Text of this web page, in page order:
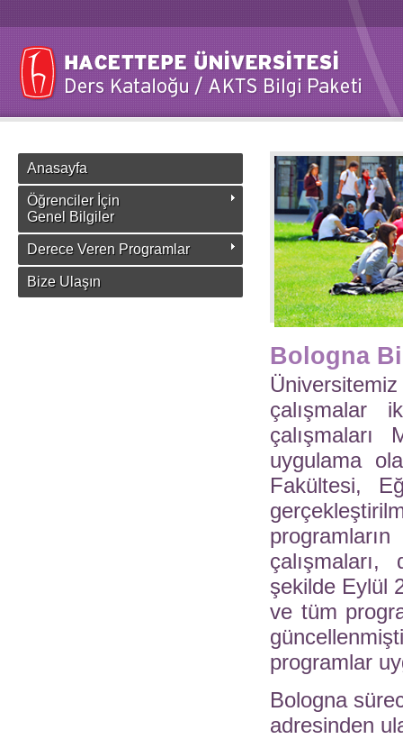
Anasayfa
Öğrenciler İçin
Genel Bilgiler
Derece Veren Programlar
Bize Ulaşın
Bologna
çalışmalar
uygulama
Fakültesi,
şekilde Eylül
ve tüm
programlar
Bologna
adresinden